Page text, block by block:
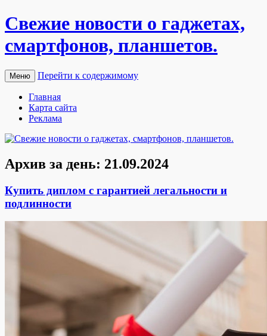
Свежие новости о гаджетах,
смартфонов, планшетов.
Меню Перейти к содержимому
Главная
Карта сайта
Реклама
Архив за день: 21.09.2024
Купить диплом с гарантией легальности и
подлинности